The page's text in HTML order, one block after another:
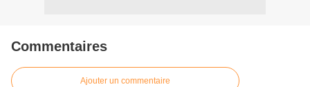
Commentaires
Ajouter un commentaire